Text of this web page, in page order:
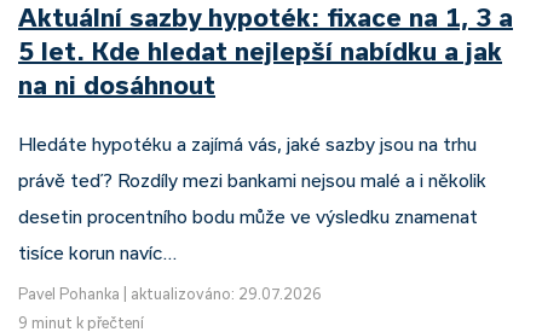
Aktuální sazby hypoték: fixace na 1, 3 a
5 let. Kde hledat nejlepší nabídku a jak
na ni dosáhnout
Hledáte hypotéku a zajímá vás, jaké sazby jsou na trhu
právě teď? Rozdíly mezi bankami nejsou malé a i několik
desetin procentního bodu může ve výsledku znamenat
tisíce korun navíc…
Pavel Pohanka
aktualizováno: 29.07.2026
9 minut k přečtení